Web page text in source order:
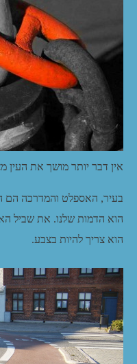
אין דבר יותר מושך את העין
בעיר, האספלט והמדרכה הם
הוא הדמות שלנו. את שביל
הוא צריך להיות בצבע.